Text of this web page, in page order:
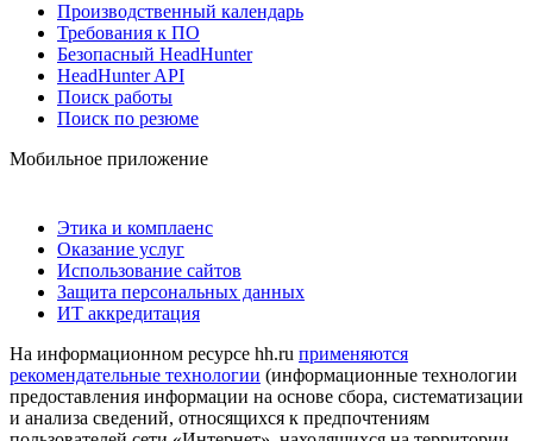
Производственный календарь
Требования к ПО
Безопасный HeadHunter
HeadHunter API
Поиск работы
Поиск по резюме
Мобильное приложение
Этика и комплаенс
Оказание услуг
Использование сайтов
Защита персональных данных
ИТ аккредитация
На информационном ресурсе hh.ru применяются
рекомендательные технологии (информационные технологии
предоставления информации на основе сбора, систематизации
и анализа сведений, относящихся к предпочтениям